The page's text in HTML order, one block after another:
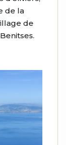
de la
de
Benitses.